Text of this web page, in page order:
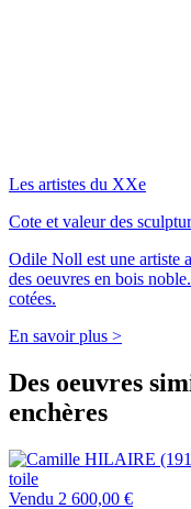
Les artistes du XXe
Cote et valeur des
Odile Noll est une artiste
des oeuvres en bois
cotées.
En savoir plus >
Des oeuvres
enchères
Vendu 2 600,00 €